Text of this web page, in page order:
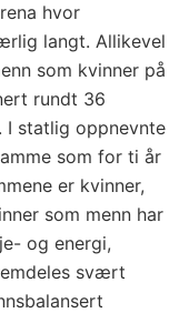
hvor
langt. Allikevel
som kvinner på
rundt 36
I statlig oppnevnte
som for ti år
er kvinner,
som menn har
og energi,
svært